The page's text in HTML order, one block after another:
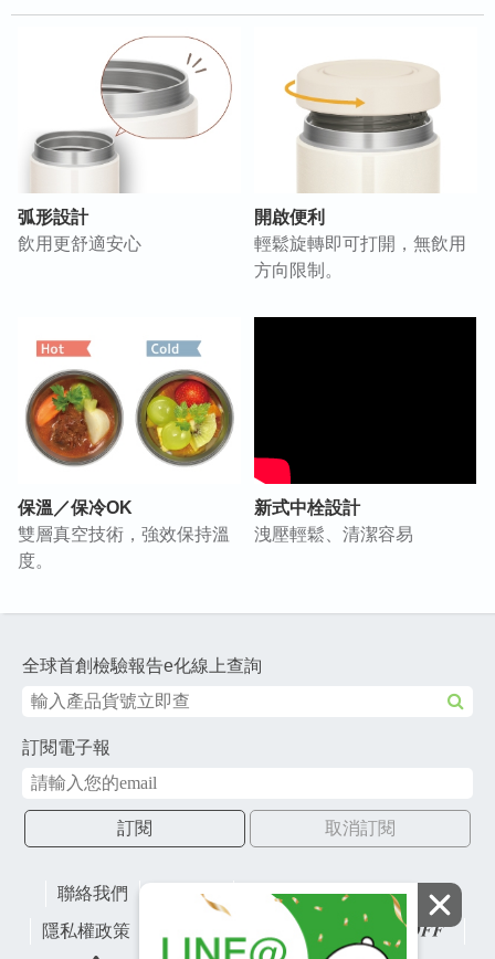
弧形設計
飲用更舒適安心
開啟便利
輕鬆旋轉即可打開，無飲用
方向限制。
保溫／保冷OK
雙層真空技術，強效保持溫
度。
新式中栓設計
洩壓輕鬆、清潔容易
全球首創檢驗報告e化線上查詢
訂閱電子報
訂閱 取消訂閱
聯絡我們 網站地圖
財團法人有容教育基金會
隱私權政策
lifefactory